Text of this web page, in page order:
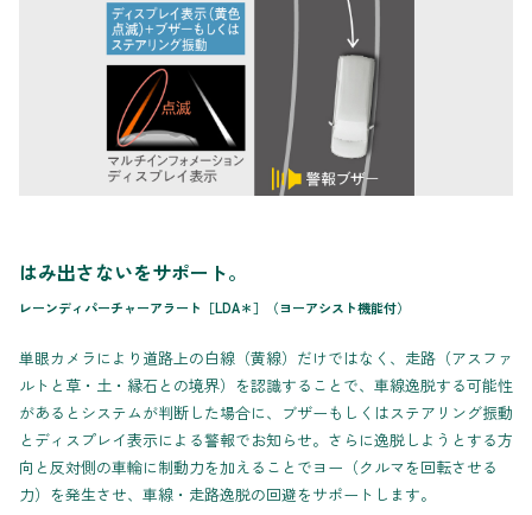
はみ出さないをサポート。
レーンディパーチャーアラート［LDA＊］（ヨーアシスト機能付）
単眼カメラにより道路上の白線（黄線）だけではなく、走路（アスファ
ルトと草・土・縁石との境界）を認識することで、車線逸脱する可能性
があるとシステムが判断した場合に、ブザーもしくはステアリング振動
とディスプレイ表示による警報でお知らせ。さらに逸脱しようとする方
向と反対側の車輪に制動力を加えることでヨー（クルマを回転させる
力）を発生させ、車線・走路逸脱の回避をサポートします。